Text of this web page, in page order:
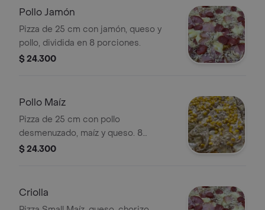
Pollo Jamón
Pizza de 25 cm con jamón, queso y
pollo, dividida en 8 porciones.
$ 24.300
Pollo Maíz
Pizza de 25 cm con pollo
desmenuzado, maíz y queso. 8
porciones.
$ 24.300
Criolla